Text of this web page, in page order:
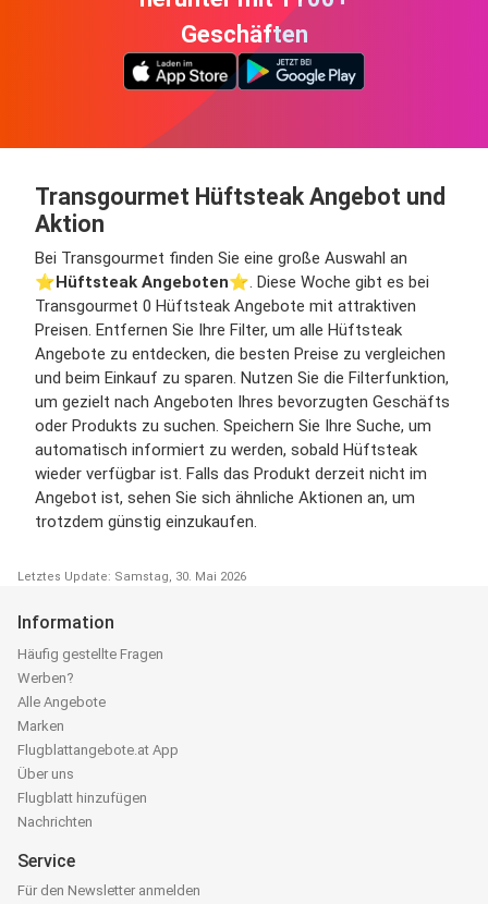
Geschäften
Transgourmet Hüftsteak Angebot und
Aktion
Bei Transgourmet finden Sie eine große Auswahl an
⭐️Hüftsteak Angeboten⭐️. Diese Woche gibt es bei
Transgourmet 0 Hüftsteak Angebote mit attraktiven
Preisen. Entfernen Sie Ihre Filter, um alle Hüftsteak
Angebote zu entdecken, die besten Preise zu vergleichen
und beim Einkauf zu sparen. Nutzen Sie die Filterfunktion,
um gezielt nach Angeboten Ihres bevorzugten Geschäfts
oder Produkts zu suchen. Speichern Sie Ihre Suche, um
automatisch informiert zu werden, sobald Hüftsteak
wieder verfügbar ist. Falls das Produkt derzeit nicht im
Angebot ist, sehen Sie sich ähnliche Aktionen an, um
trotzdem günstig einzukaufen.
Letztes Update: Samstag, 30. Mai 2026
Information
Häufig gestellte Fragen
Werben?
Alle Angebote
Marken
Flugblattangebote.at App
Über uns
Flugblatt hinzufügen
Nachrichten
Service
Für den Newsletter anmelden